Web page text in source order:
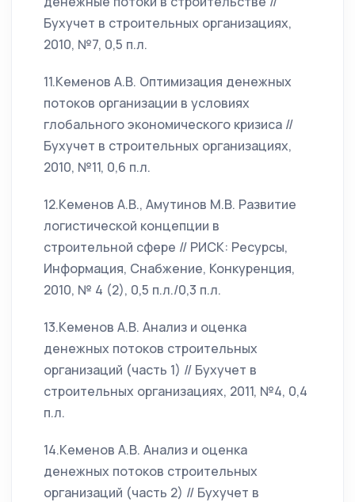
Бухучет в строительных организациях,
2010, №7, 0,5 п.л.
11.Кеменов А.В. Оптимизация денежных
потоков организации в условиях
глобального экономического кризиса //
Бухучет в строительных организациях,
2010, №11, 0,6 п.л.
12.Кеменов А.В., Амутинов М.В. Развитие
логистической концепции в
строительной сфере // РИСК: Ресурсы,
Информация, Снабжение, Конкуренция,
2010, № 4 (2), 0,5 п.л./0,3 п.л.
13.Кеменов А.В. Анализ и оценка
денежных потоков строительных
организаций (часть 1) // Бухучет в
строительных организациях, 2011, №4, 0,4
п.л.
14.Кеменов А.В. Анализ и оценка
денежных потоков строительных
организаций (часть 2) // Бухучет в